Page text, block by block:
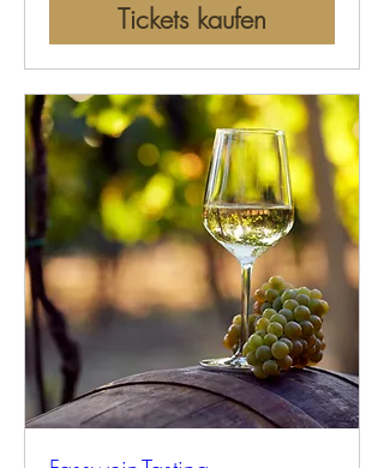
Tickets kaufen